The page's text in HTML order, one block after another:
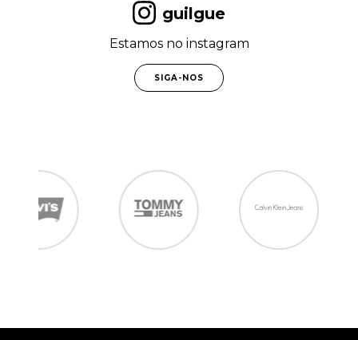
guilgue
Estamos no instagram
SIGA-NOS